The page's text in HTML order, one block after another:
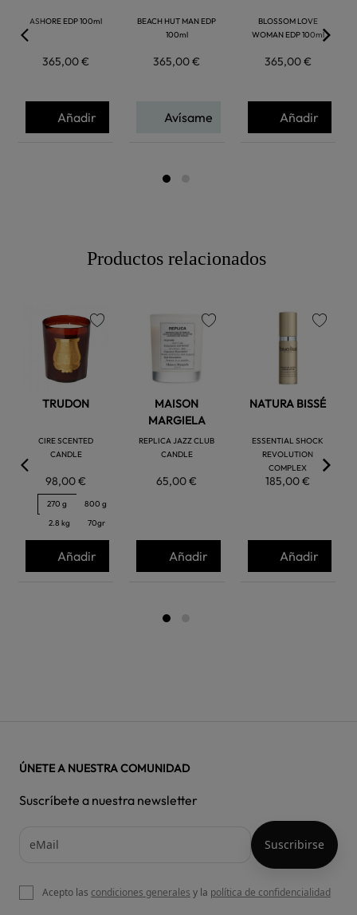
ASHORE EDP 100ml
365,00 €
Añadir
BEACH HUT MAN EDP
100ml
365,00 €
Avísame
BLOSSOM LOVE
WOMAN EDP 100ml
365,00 €
Añadir
Productos relacionados
TRUDON
CIRE SCENTED
CANDLE
98,00 €
favorite
270 g
800 g
2.8 kg
70gr
Añadir
MAISON
MARGIELA
REPLICA JAZZ CLUB
CANDLE
65,00 €
Añadir
NATURA BISSÉ
ESSENTIAL SHOCK
REVOLUTION
COMPLEX
185,00 €
Añadir
ÚNETE A NUESTRA COMUNIDAD
Suscríbete a nuestra newsletter
Acepto las condiciones generales y la política de confidencialidad